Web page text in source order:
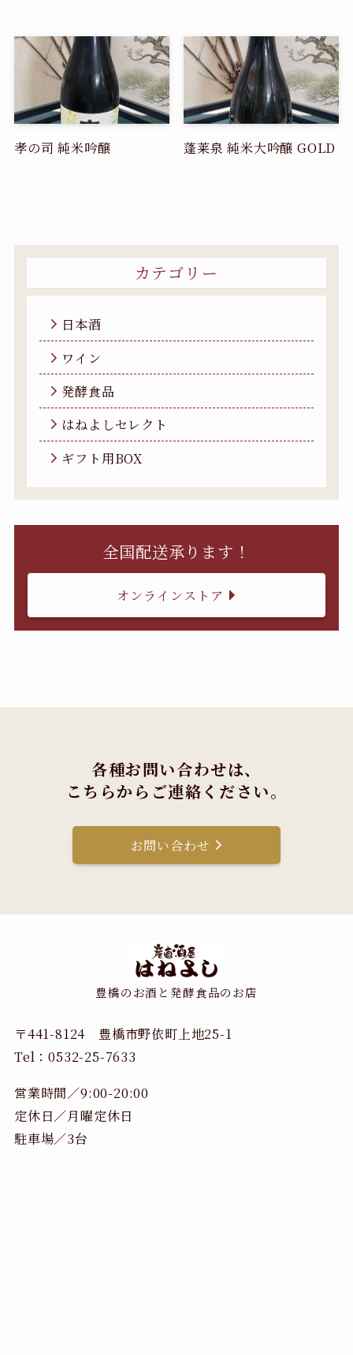
孝の司 純米吟醸 蓬莱泉 純米大吟醸 GOLD
カテゴリー
日本酒
ワイン
発酵食品
はねよしセレクト
ギフト用BOX
全国配送承ります！
オンラインストア
各種お問い合わせは、
こちらからご連絡ください。
お問い合わせ
豊橋のお酒と発酵食品のお店
〒441-8124 豊橋市野依町上地25-1
Tel：0532-25-7633
営業時間／9:00-20:00
定休日／月曜定休日
駐車場／3台